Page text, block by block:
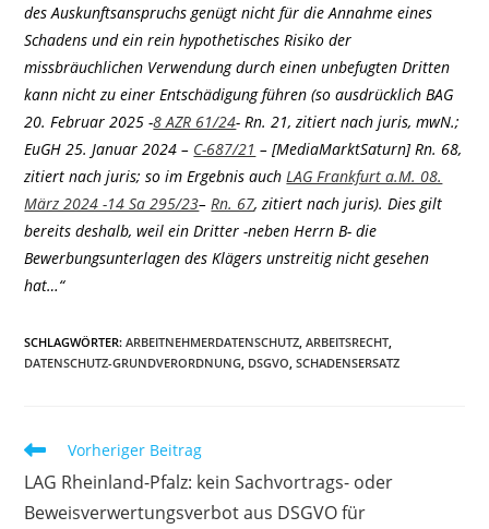
des Auskunftsanspruchs genügt nicht für die Annahme eines
Schadens und ein rein hypothetisches Risiko der
missbräuchlichen Verwendung durch einen unbefugten Dritten
kann nicht zu einer Entschädigung führen (so ausdrücklich BAG
20. Februar 2025 -8 AZR 61/24- Rn. 21, zitiert nach juris, mwN.;
EuGH 25. Januar 2024 – C-687/21 – [MediaMarktSaturn] Rn. 68,
zitiert nach juris; so im Ergebnis auch LAG Frankfurt a.M. 08.
März 2024 -14 Sa 295/23– Rn. 67, zitiert nach juris). Dies gilt
bereits deshalb, weil ein Dritter -neben Herrn B- die
Bewerbungsunterlagen des Klägers unstreitig nicht gesehen
hat…“
SCHLAGWÖRTER:ARBEITNEHMERDATENSCHUTZ ARBEITSRECHT
DATENSCHUTZ-GRUNDVERORDNUNG DSGVO SCHADENSERSATZ
Weitere
ansehen
Vorheriger Beitrag
LAG Rheinland-Pfalz: kein Sachvortrags- oder
Beweisverwertungsverbot aus DSGVO für